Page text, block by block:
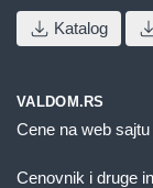
Katalog
VALDOM.RS
Cene na web
Cenovnik i druge